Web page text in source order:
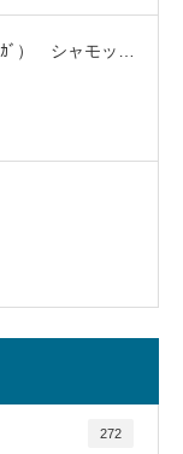
ｶﾞ） シャモッ…
272